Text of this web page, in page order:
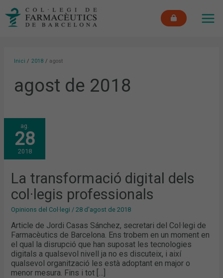
Inici 2018 agost
agost de 2018
ag.
28
2018
La transformació digital dels
col·legis professionals
Opinions del Col·legi /28 d'agost de 2018
Article de Jordi Casas Sánchez, secretari del Col·legi de
Farmacèutics de Barcelona. Ens trobem en un moment en
el qual la disrupció que han suposat les tecnologies
digitals a qualsevol nivell ja no es discuteix, i així
qualsevol organització les està adoptant en major o
menor mesura. Fins i tot […]
LA
TRANSFORMACIÓ
DIGITAL
DELS
COL·LEGIS
PROFESSIONALS